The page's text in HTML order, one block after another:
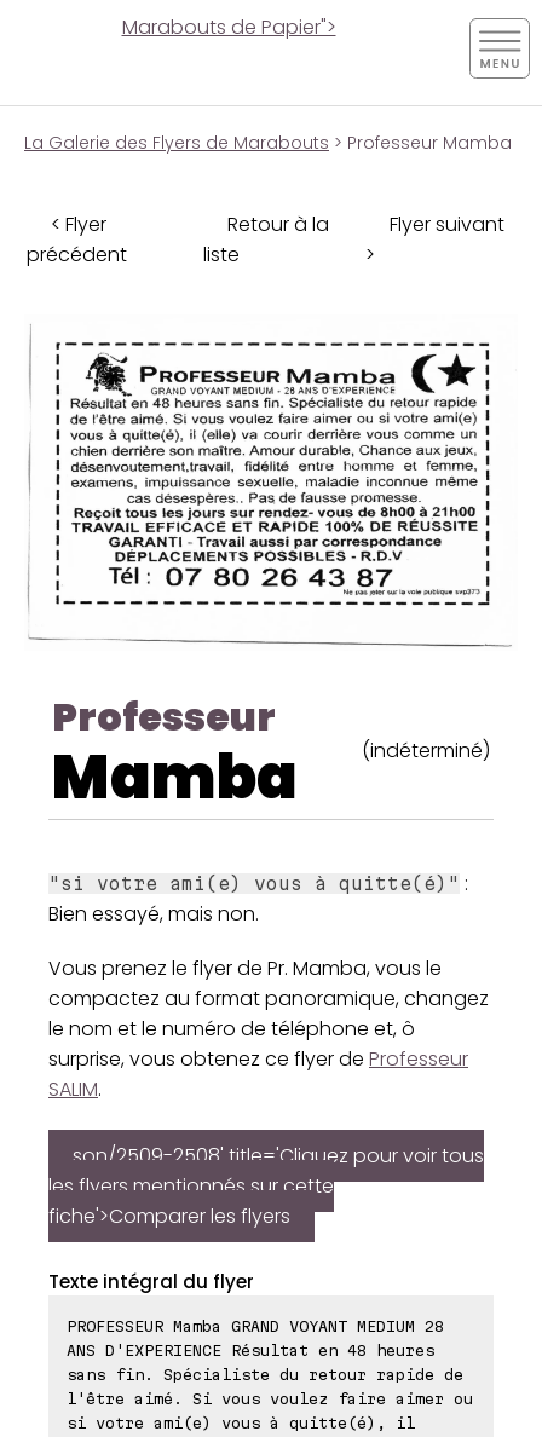
Marabouts de Papier">
La Galerie des Flyers de Marabouts > Professeur Mamba
< Flyer
précédent
Retour à la
liste
Flyer suivant
>
Professeur
Mamba (indéterminé)
"si votre ami(e) vous à quitte(é)" :
Bien essayé, mais non.
Vous prenez le flyer de Pr. Mamba, vous le
compactez au format panoramique, changez
le nom et le numéro de téléphone et, ô
surprise, vous obtenez ce flyer de Professeur
SALIM.
son/2509-2508' title='Cliquez pour voir tous
les flyers mentionnés sur cette
fiche'>Comparer les flyers
Texte intégral du flyer
PROFESSEUR Mamba GRAND VOYANT MEDIUM 28
ANS D'EXPERIENCE Résultat en 48 heures
sans fin. Spécialiste du retour rapide de
l'être aimé. Si vous voulez faire aimer ou
si votre ami(e) vous à quitte(é), il